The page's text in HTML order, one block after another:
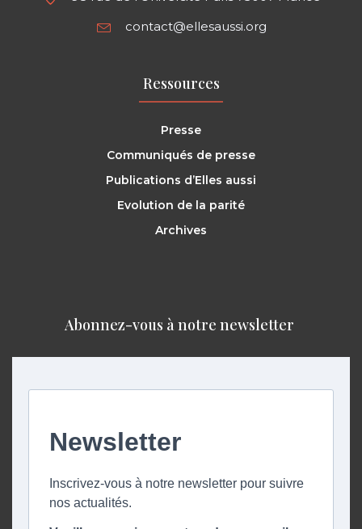
contact@ellesaussi.org
Ressources
Presse
Communiqués de presse
Publications d’Elles aussi
Evolution de la parité
Archives
Abonnez-vous à notre newsletter ​